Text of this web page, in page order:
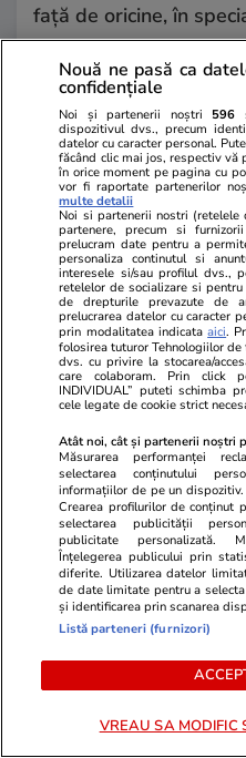
față de oricine, în
partenerul de cuplu
Horoscop
Horoscop 9 august
Vărsătorii este esențial
atenți la felul în care se
exprimă față de oricine,
special față de
cuplu
Bani și Afaceri
Cine poate retrage banii
contul unei persoane
Lifestyle
30 de expresii în turcă
pentru vacanță: de la
Nouă ne pasă ca
confidențiale
Noi și partenerii noștri 596
dispozitivul dvs., precum
datelor cu caracter personal.
făcând clic mai jos, respectiv
în orice moment pe pagina cu
vor fi raportate partenerilor
multe detalii
Noi si partenerii nostri
partenere, precum si
prelucram date pentru a
personaliza continutul si
interesele si/sau profilul dvs.,
retelelor de socializare si
de drepturile prevazute de
prelucrarea datelor cu caracter
prin modalitatea indicataaici.
folosirea tuturor Tehnologiilor
dvs. cu privire la stocarea/
care colaboram. Prin click
INDIVIDUAL” puteti schimba
cele legate de cookie strict
Atât noi, cât și partenerii noștri
Măsurarea performanței
selectarea conținutului
informațiilor de pe un
Crearea profilurilor de conținut
selectarea publicității
publicitate personalizată.
Înțelegerea publicului prin
diferite. Utilizarea datelor
de date limitate pentru a
și identificarea prin scanarea
Listă parteneri (furnizori)
VREAU SA MODIFIC